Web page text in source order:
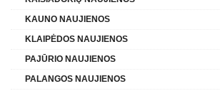
KAUNO NAUJIENOS
KLAIPĖDOS NAUJIENOS
PAJŪRIO NAUJIENOS
PALANGOS NAUJIENOS